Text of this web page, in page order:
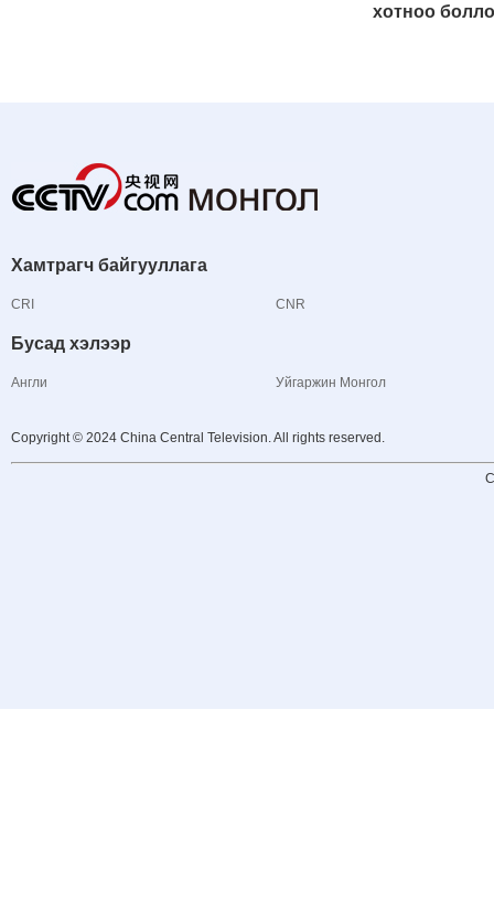
хотноо
Хамтрагч байгууллага
CRI CNR
Бусад хэлээр
Англи Уйгаржин Монгол
Copyright © 2024 China Central Television. All rights reserved.